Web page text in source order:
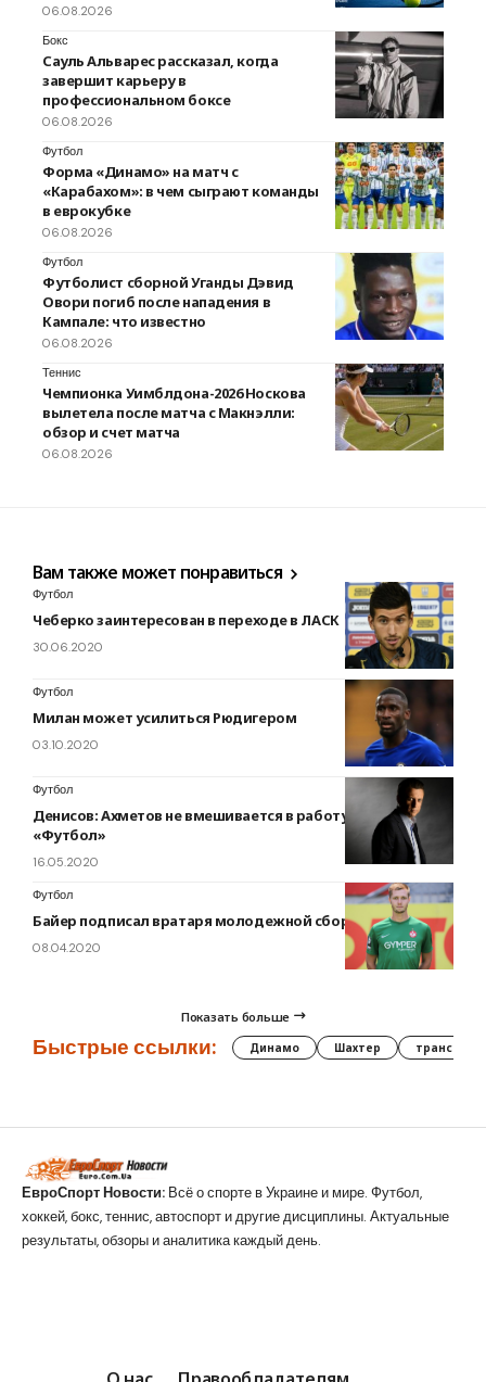
06.08.2026
Бокс
Сауль Альварес рассказал, когда
завершит карьеру в
профессиональном боксе
06.08.2026
Футбол
Форма «Динамо» на матч с
«Карабахом»: в чем сыграют команды
в еврокубке
06.08.2026
Футбол
Футболист сборной Уганды Дэвид
Овори погиб после нападения в
Кампале: что известно
06.08.2026
Теннис
Чемпионка Уимблдона-2026 Носкова
вылетела после матча с Макнэлли:
обзор и счет матча
06.08.2026
Вам также может понравиться
Футбол
Чеберко заинтересован в переходе в ЛАСК
30.06.2020
Футбол
Милан может усилиться Рюдигером
03.10.2020
Футбол
Денисов: Ахметов не вмешивается в работу каналов
«Футбол»
16.05.2020
Футбол
Байер подписал вратаря молодежной сборной Германии
08.04.2020
Показать больше
Быстрые ссылки: Динамо Шахтер трансферы
ЕвроСпорт Новости: Всё о спорте в Украине и мире. Футбол,
хоккей, бокс, теннис, автоспорт и другие дисциплины. Актуальные
результаты, обзоры и аналитика каждый день.